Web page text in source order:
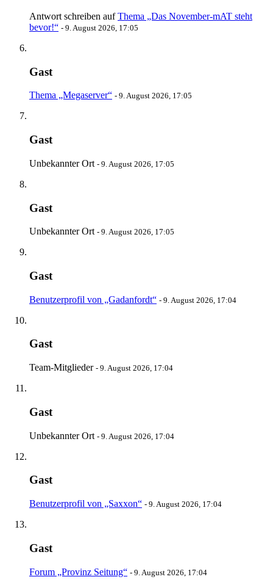
Antwort schreiben aufThema „Das November-mAT steht
bevor!“ - 9. August 2026, 17:05
Gast
Thema „Megaserver“ - 9. August 2026, 17:05
Gast
Unbekannter Ort - 9. August 2026, 17:05
Gast
Unbekannter Ort - 9. August 2026, 17:05
Gast
Benutzerprofil von „Gadanfordt“ - 9. August 2026, 17:04
Gast
Team-Mitglieder - 9. August 2026, 17:04
Gast
Unbekannter Ort - 9. August 2026, 17:04
Gast
Benutzerprofil von „Saxxon“ - 9. August 2026, 17:04
Gast
Forum „Provinz Seitung“ - 9. August 2026, 17:04